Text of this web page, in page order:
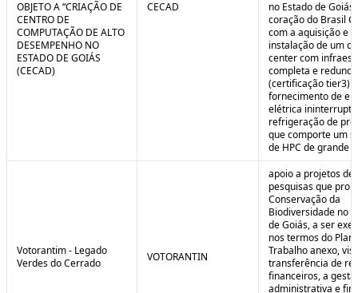
OBJETO A “CRIAÇÃO DE
CENTRO DE
COMPUTAÇÃO DE ALTO
DESEMPENHO NO
ESTADO DE GOIÁS
(CECAD)
CECAD
no Estado de
coração do Brasil
com a aquisição e
instalação de um
center com
completa e
(certificação tier3)
fornecimento de
elétrica
refrigeração de
que comporte um
de HPC de grande
Votorantim - Legado
Verdes do Cerrado
VOTORANTIN
apoio a projetos de
pesquisas que
Conservação da
Biodiversidade no
de Goiás, a ser
nos termos do
Trabalho anexo,
transferência de
financeiros, a
administrativa e